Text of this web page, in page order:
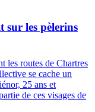
sur les pèlerins
les routes de Chartres
se cache un
25 ans et
de ces visages de